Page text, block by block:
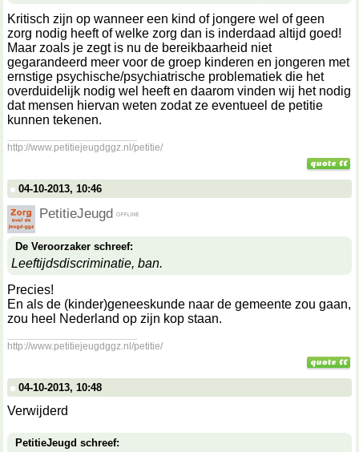
Kritisch zijn op wanneer een kind of jongere wel of geen
zorg nodig heeft of welke zorg dan is inderdaad altijd goed!
Maar zoals je zegt is nu de bereikbaarheid niet
gegarandeerd meer voor de groep kinderen en jongeren met
ernstige psychische/psychiatrische problematiek die het
overduidelijk nodig wel heeft en daarom vinden wij het nodig
dat mensen hiervan weten zodat ze eventueel de petitie
kunnen tekenen.
http://www.petitiejeugdggz.nl/petitie/
04-10-2013, 10:46
PetitieJeugd
De Veroorzaker schreef:
Leeftijdsdiscriminatie, ban.
Precies!
En als de (kinder)geneeskunde naar de gemeente zou gaan,
zou heel Nederland op zijn kop staan.
http://www.petitiejeugdggz.nl/petitie/
04-10-2013, 10:48
Verwijderd
PetitieJeugd schreef: